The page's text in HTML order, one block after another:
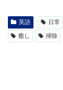
英語 日常
癒し
掃除